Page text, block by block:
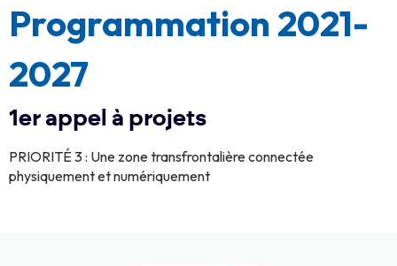
Programmation 2021-
2027
1er appel à projets
PRIORITÉ 3 : Une zone transfrontalière connectée
physiquement et numériquement